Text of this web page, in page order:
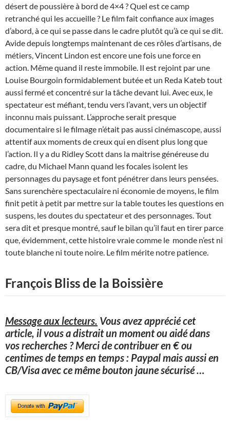
désert de poussière à bord de 4×4 ? Quel est ce camp
retranché qui les accueille ? Le film fait confiance aux images
d’abord, à ce qui se passe dans le cadre plutôt qu’à ce qui se dit.
Avide depuis longtemps maintenant de ces rôles d’artisans, de
métiers, Vincent Lindon est encore une fois une force en
action. Même quand il reste immobile. Il est rejoint par une
Louise Bourgoin formidablement butée et un Reda Kateb tout
aussi fermé et concentré sur la tâche devant lui. Avec eux, le
spectateur est méfiant, tendu vers l’avant, vers un objectif
inconnu mais puissant. L’approche serait presque
documentaire si le filmage n’était pas aussi cinémascope, aussi
attentif aux moments de creux qui en disent plus long que
l’action. Il y a du Ridley Scott dans la maitrise généreuse du
cadre, du Michael Mann quand les focales isolent les
personnages du paysage et font pénétrer dans leurs pensées.
Sans surenchère spectaculaire ni économie de moyens, le film
finit petit à petit par mettre sur la table toutes les questions en
suspens, les doutes du spectateur et des personnages. Tout
sera dit et presque montré, sauf le bilan qu’il faut en tirer parce
que, évidemment, cette histoire vraie comme le monde n’est ni
toute blanche ni toute noire. Le film mérite notre patience.
François Bliss de la Boissière
Message aux lecteurs. Vous avez apprécié cet
article, il vous a distrait un moment ou aidé dans
vos recherches ? Merci de contribuer en € ou
centimes de temps en temps : Paypal mais aussi en
CB/Visa avec ce même bouton jaune sécurisé…